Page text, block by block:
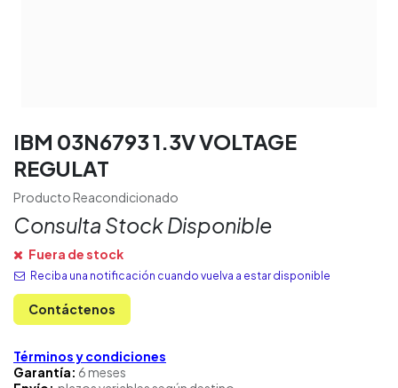
IBM 03N6793 1.3V VOLTAGE
REGULAT
Producto Reacondicionado
Consulta Stock Disponible
Fuera de stock
Reciba una notificación cuando vuelva a estar disponible
Contáctenos
Términos y condiciones
Garantía: 6 meses